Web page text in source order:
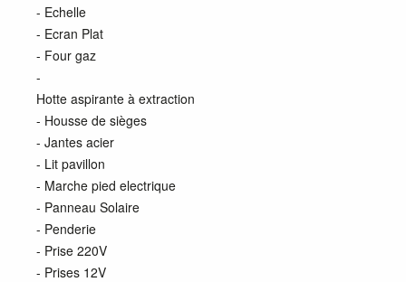
- Echelle
- Ecran Plat
- Four gaz
-
Hotte aspirante à extraction
- Housse de sièges
- Jantes acier
- Lit pavillon
- Marche pied electrique
- Panneau Solaire
- Penderie
- Prise 220V
- Prises 12V